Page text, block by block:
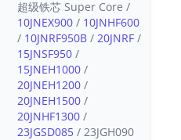
超级铁芯 Super Core /
10JNEX900 / 10JNHF600
/ 10JNRF950B / 20JNRF /
15JNSF950 /
15JNEH1000 /
20JNEH1200 /
20JNEH1500 /
20JNHF1300 /
23JGSD085 / 23JGH090